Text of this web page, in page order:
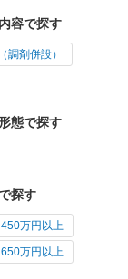
容で探す
調剤併設）
態で探す
探す
450万円以上
650万円以上